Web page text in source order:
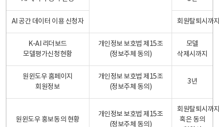
AI 공간 데이터 이용 신청자 회원탈퇴시까
K-AI 리더보드
모델평가신청현황
개인정보 보호법 제15조
(정보주체 동의)
모델
삭제시까지
원윈도우 홈페이지
회원정보
개인정보 보호법 제15조
(정보주체 동의)
3년
원윈도우 홍보동의 현황
개인정보 보호법 제15조
(정보주체 동의)
회원탈퇴시까
혹은 동의